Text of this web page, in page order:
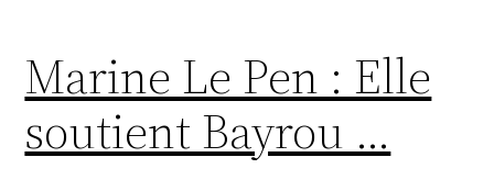
Marine Le Pen : Elle
soutient Bayrou …